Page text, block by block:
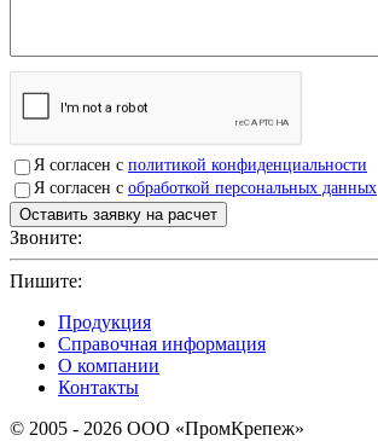
Я согласен с политикой конфиденциальности
Я согласен с обработкой персональных данных
Звоните:
Пишите:
Продукция
Справочная информация
О компании
Контакты
© 2005 - 2026 OOO «ПромКрепеж»